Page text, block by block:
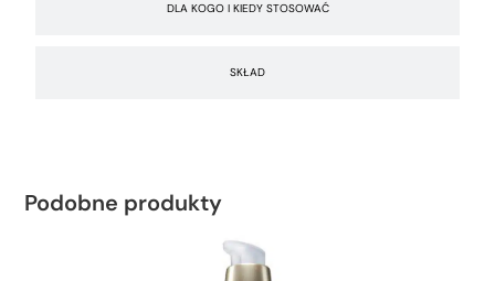
DLA KOGO I KIEDY STOSOWAĆ
SKŁAD
Podobne produkty